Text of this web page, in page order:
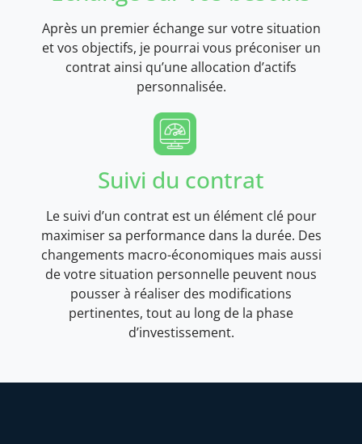
Après un premier échange sur votre situation
et vos objectifs, je pourrai vous préconiser un
contrat ainsi qu’une allocation d’actifs
personnalisée.
Suivi du contrat
Le suivi d’un contrat est un élément clé pour
maximiser sa performance dans la durée. Des
changements macro-économiques mais aussi
de votre situation personnelle peuvent nous
pousser à réaliser des modifications
pertinentes, tout au long de la phase
d’investissement.